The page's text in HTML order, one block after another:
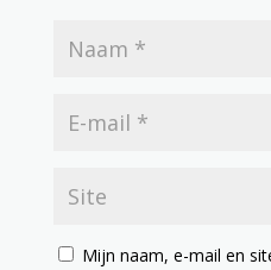
Mijn naam, e-mail en